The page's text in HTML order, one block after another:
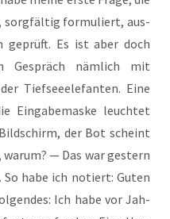
sorg­fäl­tig for­mu­liert, aus­
geprüft. Es ist aber doch
Gespräch näm­lich mit
Tief­see­ele­fan­ten. Eine
Ein­ga­be­mas­ke leuch­tet
der Bot scheint
war­um? — Das war ges­tern
So habe ich notiert: Guten
Ich habe vor Jah­